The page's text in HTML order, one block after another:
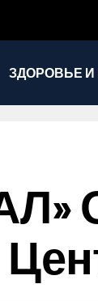
ЗДОРОВЬЕ И